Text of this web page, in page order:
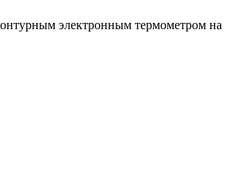
электронным термометром на